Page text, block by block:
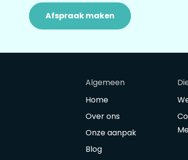
Afspraak maken
Algemeen
Home
Over ons
Onze aanpak
Blog